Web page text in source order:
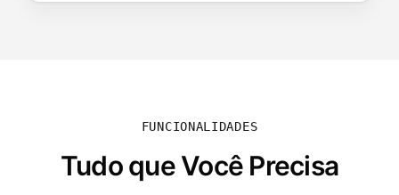
FUNCIONALIDADES
Tudo que Você Precisa